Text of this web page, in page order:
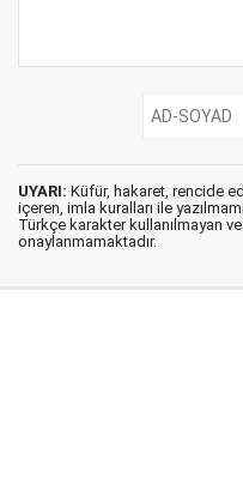
UYARI: Küfür, hakaret, rencide
içeren, imla kuralları ile
Türkçe karakter kullanılmayan
onaylanmamaktadır.